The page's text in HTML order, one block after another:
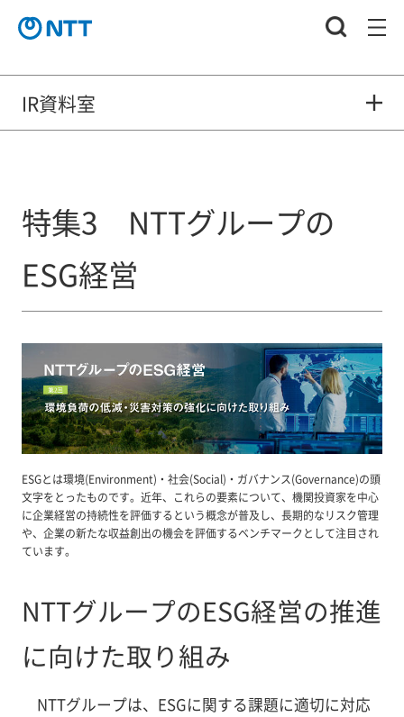
IR資料室
特集3 NTTグループの
ESG経営
ESGとは環境(Environment)・社会(Social)・ガバナンス(Governance)の頭
文字をとったものです。近年、これらの要素について、機関投資家を中心
に企業経営の持続性を評価するという概念が普及し、長期的なリスク管理
や、企業の新たな収益創出の機会を評価するベンチマークとして注目され
ています。
NTTグループのESG経営の推進
に向けた取り組み
NTTグループは、ESGに関する課題に適切に対応